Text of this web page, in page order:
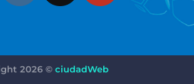
2026 © ciudadWeb